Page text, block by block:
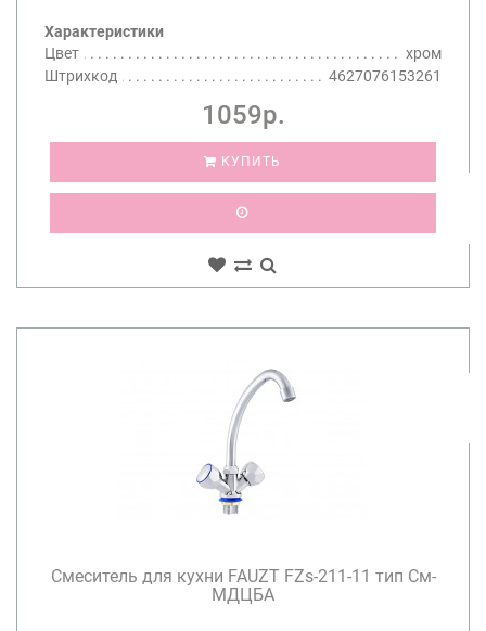
Характеристики
Цвет
хром
Штрихкод
4627076153261
1059р.
КУПИТЬ
Смеситель для кухни FAUZT FZs-211-11 тип См-
МДЦБА